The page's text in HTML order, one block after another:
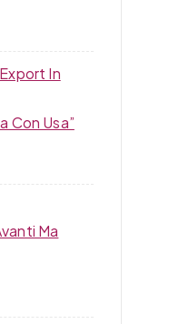
In
Con Usa”
Ma